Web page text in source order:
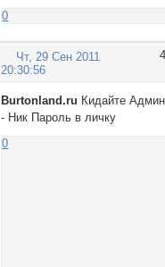
Div.icon {
background-
background-
}
TR.inew Div.icon {
0
4
Чт, 29 Сен 2011
20:30:56
Burtonland.ru Кидайте Админ
- Ник Пароль в личку
0